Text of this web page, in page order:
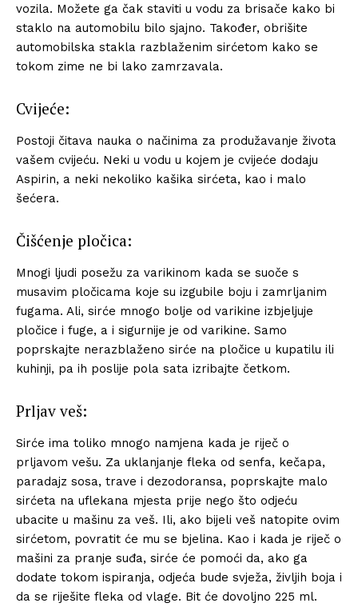
vozila. Možete ga čak staviti u vodu za brisače kako bi
staklo na automobilu bilo sjajno. Također, obrišite
automobilska stakla razblaženim sirćetom kako se
tokom zime ne bi lako zamrzavala.
Cvijeće:
Postoji čitava nauka o načinima za produžavanje života
vašem cvijeću. Neki u vodu u kojem je cvijeće dodaju
Aspirin, a neki nekoliko kašika sirćeta, kao i malo
šećera.
Čišćenje pločica:
Mnogi ljudi posežu za varikinom kada se suoče s
musavim pločicama koje su izgubile boju i zamrljanim
fugama. Ali, sirće mnogo bolje od varikine izbjeljuje
pločice i fuge, a i sigurnije je od varikine. Samo
poprskajte nerazblaženo sirće na pločice u kupatilu ili
kuhinji, pa ih poslije pola sata izribajte četkom.
Prljav veš:
Sirće ima toliko mnogo namjena kada je riječ o
prljavom vešu. Za uklanjanje fleka od senfa, kečapa,
paradajz sosa, trave i dezodoransa, poprskajte malo
sirćeta na uflekana mjesta prije nego što odjeću
ubacite u mašinu za veš. Ili, ako bijeli veš natopite ovim
sirćetom, povratit će mu se bjelina. Kao i kada je riječ o
mašini za pranje suđa, sirće će pomoći da, ako ga
dodate tokom ispiranja, odjeća bude svježa, življih boja i
da se riješite fleka od vlage. Bit će dovoljno 225 ml.